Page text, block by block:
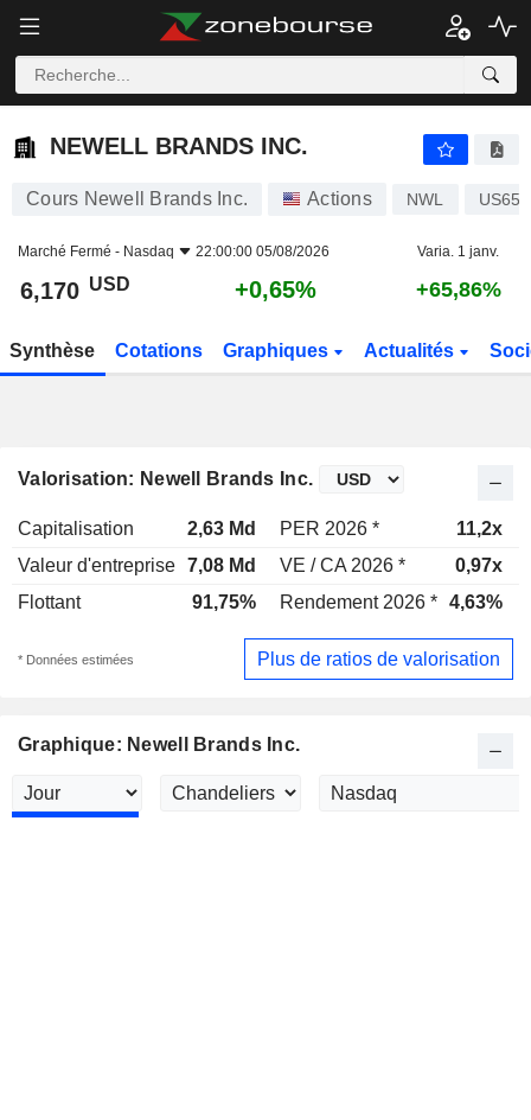
NEWELL BRANDS INC.
NEWELL BRANDS INC.
Cours Newell Brands Inc. Actions NWL
Marché Fermé - Nasdaq 22:00:00 05/08/2026 Varia. 1 janv.
6,170 USD +0,65% +65,86%
Synthèse Cotations Graphiques Actualités
Valorisation: Newell Brands Inc.
Capitalisation 2,63 Md PER 2026 * 11,2x
Valeur d'entreprise 7,08 Md VE / CA 2026 * 0,97x
Flottant
91,75% Rendement 2026 * 4,63%
* Données estimées Plus de ratios de valorisation
Graphique: Newell Brands Inc.